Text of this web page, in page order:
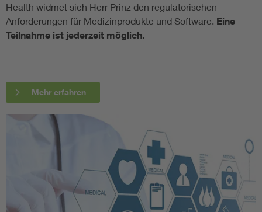
Health widmet sich Herr Prinz den regulatorischen
Anforderungen für Medizinprodukte und Software. Eine
Teilnahme ist jederzeit möglich.
Mehr erfahren